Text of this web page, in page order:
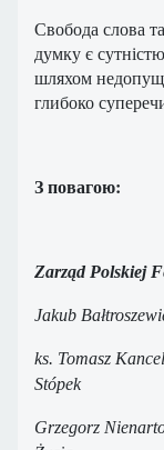
Свобода слова
думку є
шляхом
глибоко
З повагою:
Zarząd Polskiej
Jakub
ks. Tomasz
Stópek
Grzegorz